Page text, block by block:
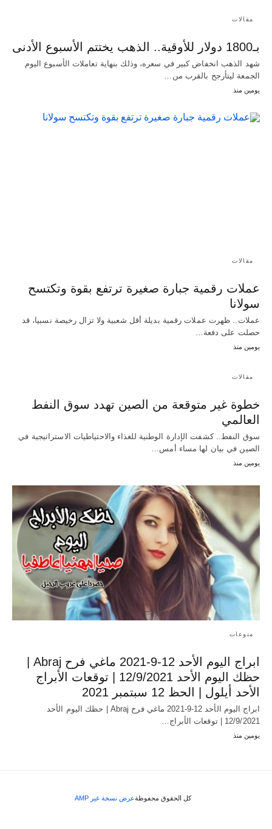
مقالات
شهد الذهب انخفاض كبير في سعره، وذلك بنهاية تعاملات الأسبوع اليوم
الجمعة ليتأرجح بالقرب من…
يومين منذ
مقالات
عملات رقمية جبارة صغيرة ترتفع بقوة وتكتسح
سولانا
عملات.. ظهرت عملات رقمية بديلة أقل شعبية ولا تزال رخيصة نسبيا، قد
حصلت على دفعة…
يومين منذ
مقالات
خطوة غير متوقعة من الصين تهدد سوق النفط
العالمي
سوق النفط.. كشفت الإدارة الوطنية للغذاء والاحتياطيات الاستراتيجية في
الصين في بيان لها مساء أمس…
يومين منذ
منوعات
ابراج اليوم الأحد 12-9-2021 ماغي فرح Abraj |
حظك اليوم الأحد 12/9/2021 | توقعات الأبراج
الأحد أيلول | الحظ 12 سبتمبر 2021
ابراج اليوم الأحد 12-9-2021 ماغي فرح Abraj | حظك اليوم الأحد
12/9/2021 | توقعات الأبراج…
يومين منذ
كل الحقوق محفوظةعرض نسخة غير AMP